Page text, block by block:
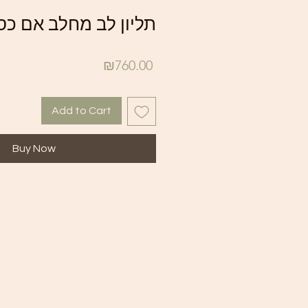
תליון לב מחלב אם כסף
₪760.00Price
Add to Cart
Buy Now